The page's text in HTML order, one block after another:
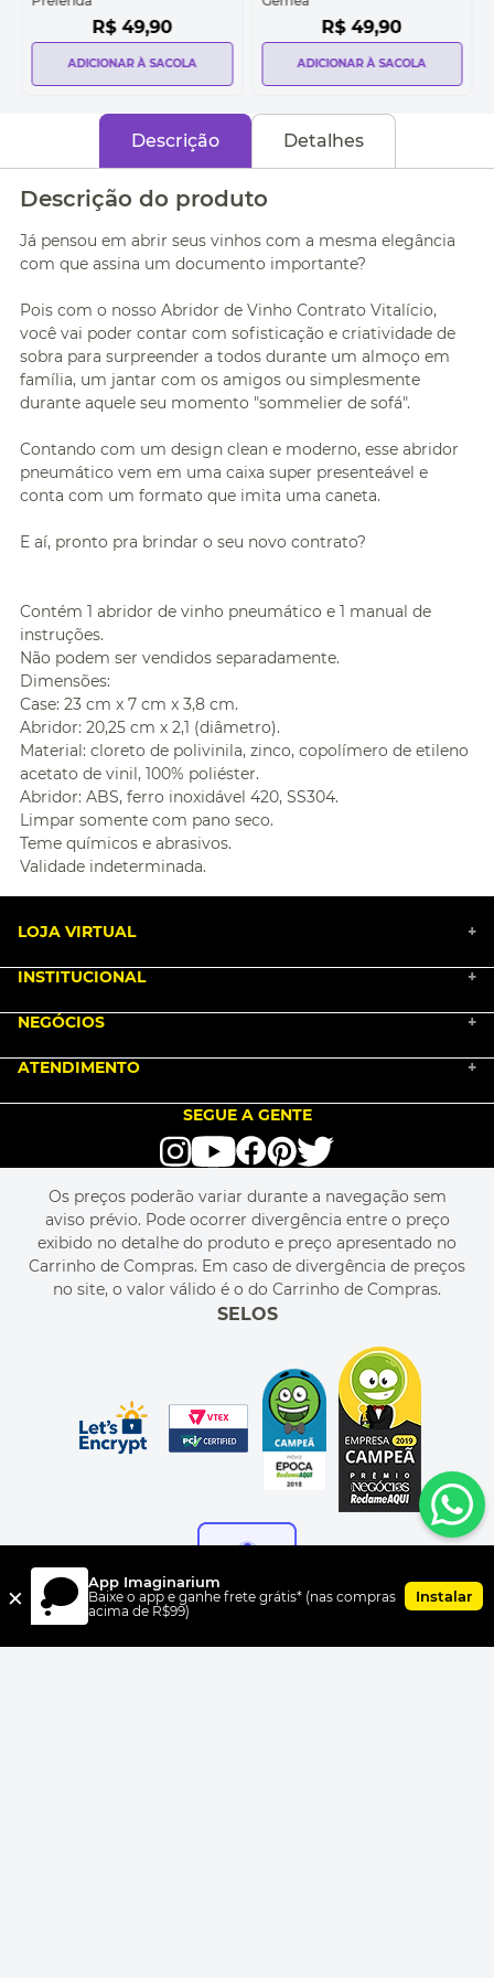
R$ 49,90
ADICIONAR À SACOLA
R$ 49,90
ADICIONAR À SACOLA
Descrição Detalhes
Descrição do produto
Já pensou em abrir seus vinhos com a mesma elegância
com que assina um documento importante?
Pois com o nosso Abridor de Vinho Contrato Vitalício,
você vai poder contar com sofisticação e criatividade de
sobra para surpreender a todos durante um almoço em
família, um jantar com os amigos ou simplesmente
durante aquele seu momento "sommelier de sofá".
Contando com um design clean e moderno, esse abridor
pneumático vem em uma caixa super presenteável e
conta com um formato que imita uma caneta.
E aí, pronto pra brindar o seu novo contrato?
Contém 1 abridor de vinho pneumático e 1 manual de
instruções.
Não podem ser vendidos separadamente.
Dimensões:
Case: 23 cm x 7 cm x 3,8 cm.
Abridor: 20,25 cm x 2,1 (diâmetro).
Material: cloreto de polivinila, zinco, copolímero de etileno
acetato de vinil, 100% poliéster.
Abridor: ABS, ferro inoxidável 420, SS304.
Limpar somente com pano seco.
Teme químicos e abrasivos.
Validade indeterminada.
LOJA VIRTUAL +
TERMOS DE USO
POLÍTICA DE PRIVACIDADE
PERGUNTAS FREQUENTES
MEU CADASTRO
MEU PEDIDO
CUPONS DE DESCONTO
INSTITUCIONAL +
BLOG
RASTREIE O SEU PEDIDO
MAPA DO SITE
NEGÓCIOS +
LOVE BRANDS
SEJA REVENDEDOR
LIVELO
ATENDIMENTO +
alô alô IMG
SEGUE A GENTE
Os preços poderão variar durante a navegação sem
aviso prévio. Pode ocorrer divergência entre o preço
exibido no detalhe do produto e preço apresentado no
Carrinho de Compras. Em caso de divergência de preços
no site, o valor válido é o do Carrinho de Compras.
SELOS
× App Imaginarium
Baixe o app e ganhe frete grátis* (nas compras
acima de R$99)
Instalar